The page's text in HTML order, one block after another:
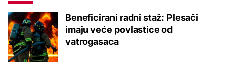
Beneficirani radni staž: Plesači
imaju veće povlastice od
vatrogasaca